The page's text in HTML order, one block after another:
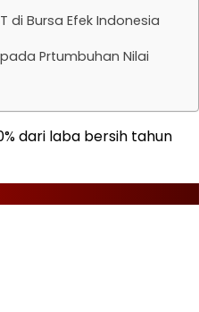
di Bursa Efek Indonesia
Prtumbuhan Nilai
dari laba bersih tahun